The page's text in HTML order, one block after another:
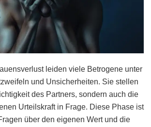
leiden viele Betrogene unter
und Unsicherheiten. Sie stellen
des Partners, sondern auch die
Urteilskraft in Frage. Diese Phase ist
über den eigenen Wert und die